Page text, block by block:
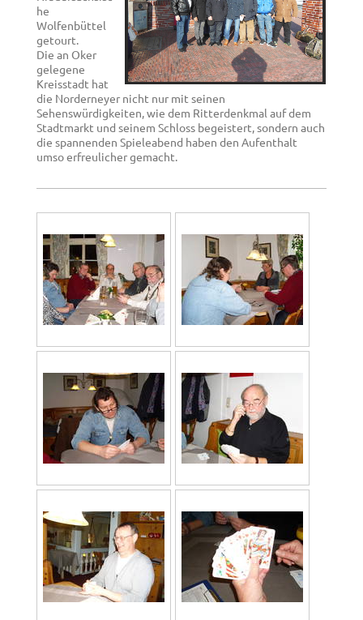
he
Wolfenbüttel
getourt.
Die an Oker
gelegene
Kreisstadt hat
die Norderneyer nicht nur mit seinen
Sehenswürdigkeiten, wie dem Ritterdenkmal auf dem
Stadtmarkt und seinem Schloss begeistert, sondern auch
die spannenden Spieleabend haben den Aufenthalt
umso erfreulicher gemacht.